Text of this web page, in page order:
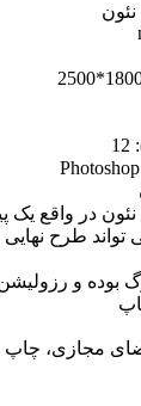
در واقع يک
طرح نهایی
بوده و رزوليشن
مجازی،